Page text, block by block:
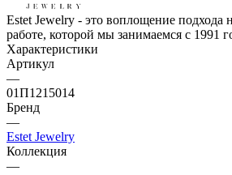
Estet Jewelry - это воплощение подхода
работе, которой мы занимаемся с 1991
Характеристики
Артикул
—
01П1215014
Бренд
—
Estet Jewelry
Коллекция
—